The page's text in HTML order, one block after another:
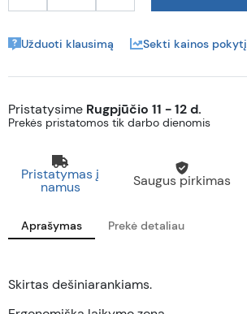
Užduoti klausimą Sekti kainos pokytį
Pristatysime Rugpjūčio 11 - 12 d.
Prekės pristatomos tik darbo dienomis
Pristatymas į
namus Saugus pirkimas
Aprašymas Prekė detaliau
Skirtas dešiniarankiams.